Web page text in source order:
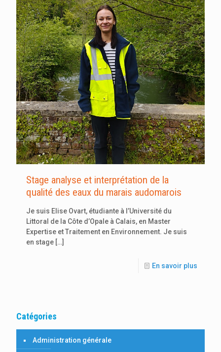
Stage analyse et interprétation de la
qualité des eaux du marais audomarois
Je suis Elise Ovart, étudiante à l’Université du
Littoral de la Côte d’Opale à Calais, en Master
Expertise et Traitement en Environnement. Je suis
en stage […]
En savoir plus
Catégories
Administration générale